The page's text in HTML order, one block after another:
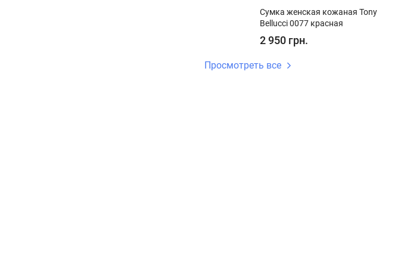
Сумка женская кожаная Tony
Bellucci 0077 красная
2 950 грн.
Просмотреть все